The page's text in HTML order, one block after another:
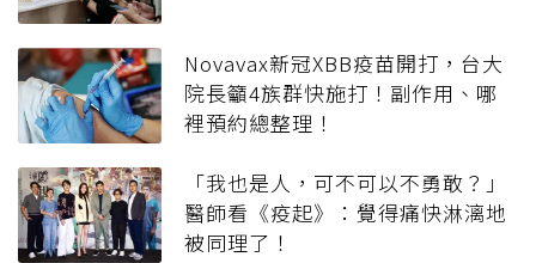
Novavax新冠XBB疫苗開打，台大
院長籲4族群快施打！副作用、哪
裡預約總整理！
「我也是人，可不可以不勇敢？」
醫師看《疫起》：覺得痛快淋漓地
被同理了！